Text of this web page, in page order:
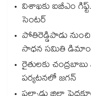
విశాఖకు ఐబీఎం
సెంటర్
పోతిరెడ్డిపాడు
సాధన సమితి
రైతులకు
పర్యటనలో జగన్